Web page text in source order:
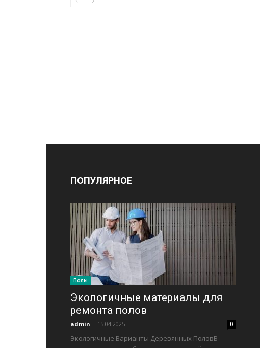
ПОПУЛЯРНОЕ
Полы
Экологичные материалы для
ремонта полов
admin - 15.04.2025 0
Экологичные Варианты Деревянных ПоловВ